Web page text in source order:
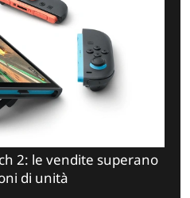
2: le vendite superano
di unità